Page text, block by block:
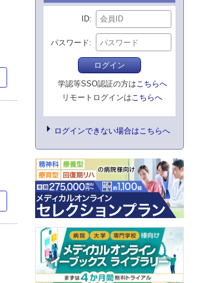
ID
パスワード
ログイン
学認等SSO認証の方はこちらへ
リモートログインはこちらへ
ログインできない場合はこちらへ